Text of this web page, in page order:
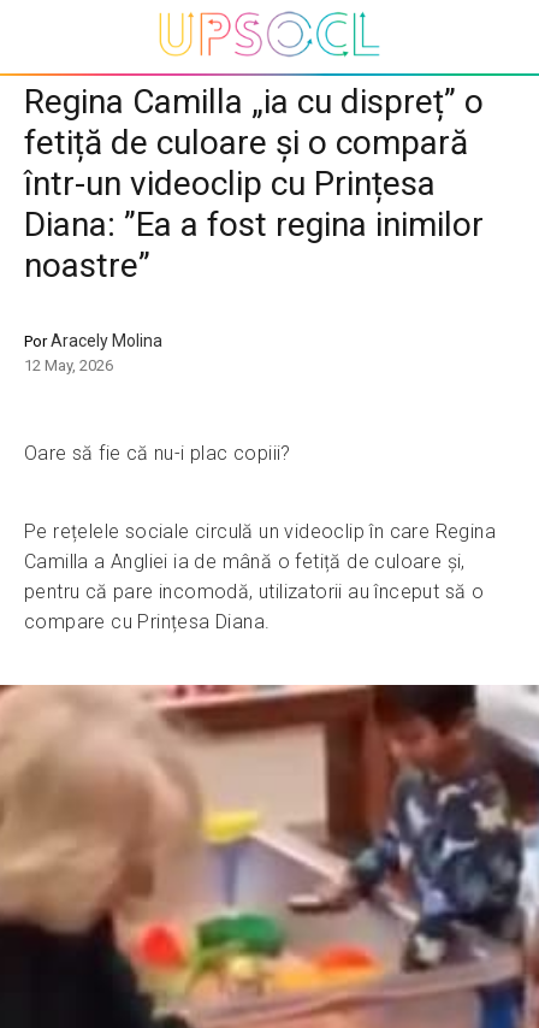
Regina Camilla „ia cu dispreț” o
fetiță de culoare și o compară
într-un videoclip cu Prințesa
Diana: ”Ea a fost regina inimilor
noastre”
PorAracely Molina
12 May, 2026
Oare să fie că nu-i plac copiii?
Pe rețelele sociale circulă un videoclip în care Regina
Camilla a Angliei ia de mână o fetiță de culoare și,
pentru că pare incomodă, utilizatorii au început să o
compare cu Prințesa Diana.